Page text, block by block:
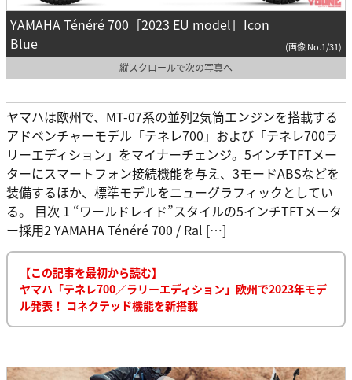
YAMAHA Ténéré 700［2023 EU model］Icon
Blue
(画像 No.1/31)
縦スクロールで次の写真へ
ヤマハは欧州で、MT-07系の並列2気筒エンジンを搭載する
アドベンチャーモデル「テネレ700」および「テネレ700ラ
リーエディション」をマイナーチェンジ。5インチTFTメー
ターにスマートフォン接続機能を与え、3モードABSなどを
装備するほか、標準モデルをニューグラフィックとしてい
る。 目次 1 “ワールドレイド”スタイルの5インチTFTメータ
ー採用2 YAMAHA Ténéré 700 / Ral […]
【この記事を最初から読む】
ヤマハ「テネレ700／ラリーエディション」欧州で2023年モデ
ル発表！ コネクテッド機能を新搭載